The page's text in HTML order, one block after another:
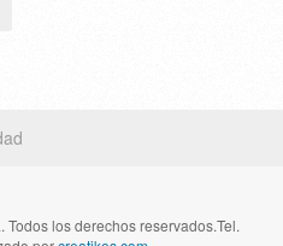
los derechos reservados.Tel.